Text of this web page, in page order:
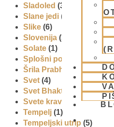
Sladoled (3)
Slane jedi (2)
Slike (6)
Slovenija (30)
Solate (1)
Splošni pogoji uporabe
Šrila Prabhupada(5)
Svet (4)
Svet Bhakti
(5)
Svete krave
Tempelj (1)
Tempeljski utrip (5)